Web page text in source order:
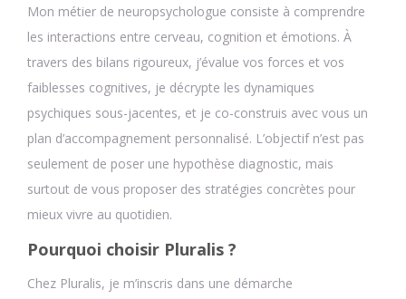
Mon métier de neuropsychologue consiste à comprendre
les interactions entre cerveau, cognition et émotions. À
travers des bilans rigoureux, j’évalue vos forces et vos
faiblesses cognitives, je décrypte les dynamiques
psychiques sous-jacentes, et je co-construis avec vous un
plan d’accompagnement personnalisé. L’objectif n’est pas
seulement de poser une hypothèse diagnostic, mais
surtout de vous proposer des stratégies concrètes pour
mieux vivre au quotidien.
Pourquoi choisir Pluralis ?
Chez Pluralis, je m’inscris dans une démarche